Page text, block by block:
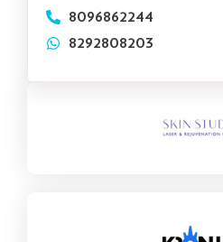
8096862244
8292808203